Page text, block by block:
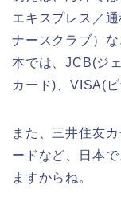
エキスプレス／
ナースクラブ）
本では、JCB(ジ
カード)、VISA(
また、三井住友
ードなど、日本
ますからね。